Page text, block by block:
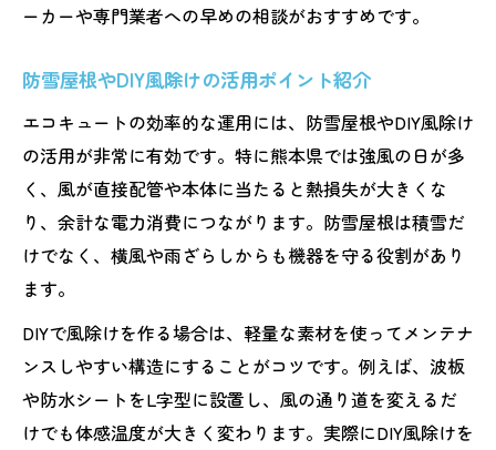
ーカーや専門業者への早めの相談がおすすめです。
防雪屋根やDIY風除けの活用ポイント紹介
エコキュートの効率的な運用には、防雪屋根やDIY風除け
の活用が非常に有効です。特に熊本県では強風の日が多
く、風が直接配管や本体に当たると熱損失が大きくな
り、余計な電力消費につながります。防雪屋根は積雪だ
けでなく、横風や雨ざらしからも機器を守る役割があり
ます。
DIYで風除けを作る場合は、軽量な素材を使ってメンテナ
ンスしやすい構造にすることがコツです。例えば、波板
や防水シートをL字型に設置し、風の通り道を変えるだ
けでも体感温度が大きく変わります。実際にDIY風除けを